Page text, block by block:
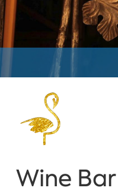
Wine